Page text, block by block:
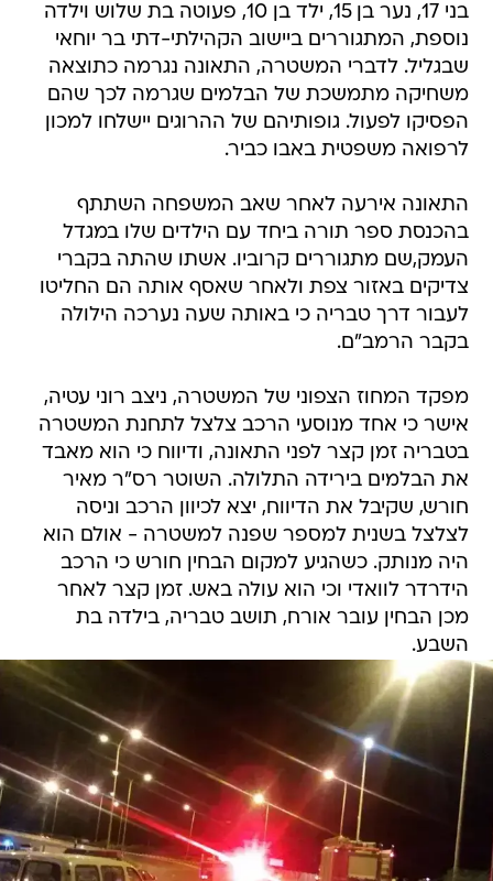
בני 17, נער בן 15, ילד בן 10, פעוטה בת שלוש וילדה
נוספת, המתגוררים ביישוב הקהילתי-דתי בר יוחאי
שבגליל. לדברי המשטרה, התאונה נגרמה כתוצאה
משחיקה מתמשכת של הבלמים שגרמה לכך שהם
הפסיקו לפעול. גופותיהם של ההרוגים יישלחו למכון
לרפואה משפטית באבו כביר.
התאונה אירעה לאחר שאב המשפחה השתתף
בהכנסת ספר תורה ביחד עם הילדים שלו במגדל
העמק,שם מתגוררים קרוביו. אשתו שהתה בקברי
צדיקים באזור צפת ולאחר שאסף אותה הם החליטו
לעבור דרך טבריה כי באותה שעה נערכה הילולה
בקבר הרמב"ם.
מפקד המחוז הצפוני של המשטרה, ניצב רוני עטיה,
אישר כי אחד מנוסעי הרכב צלצל לתחנת המשטרה
בטבריה זמן קצר לפני התאונה, ודיווח כי הוא מאבד
את הבלמים בירידה התלולה. השוטר רס"ר מאיר
חורש, שקיבל את הדיווח, יצא לכיוון הרכב וניסה
לצלצל בשנית למספר שפנה למשטרה - אולם הוא
היה מנותק. כשהגיע למקום הבחין חורש כי הרכב
הידרדר לוואדי וכי הוא עולה באש. זמן קצר לאחר
מכן הבחין עובר אורח, תושב טבריה, בילדה בת
השבע.